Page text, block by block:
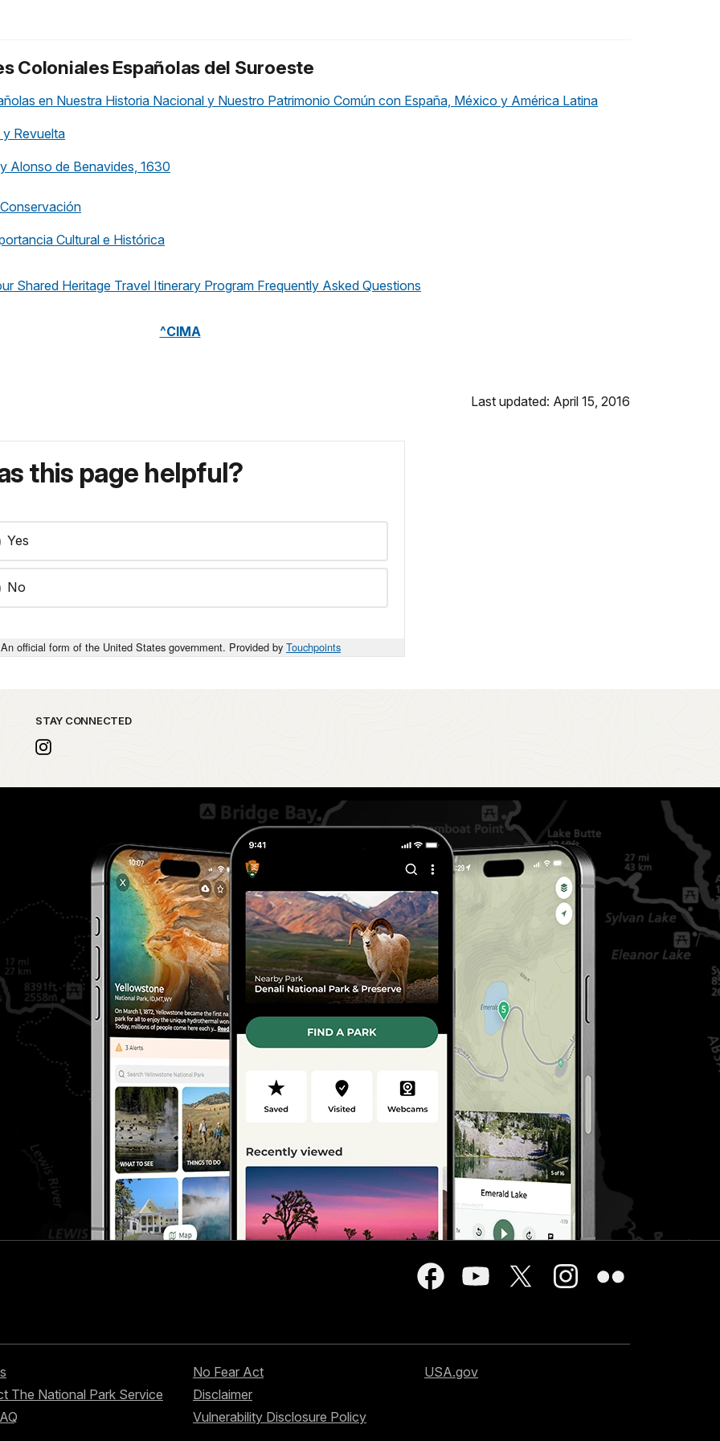
Coloniales Españolas del Suroeste
en Nuestra Historia Nacional y Nuestro Patrimonio Común con España, México y América Latina
y Revuelta
Alonso de Benavides, 1630
Cultural e Histórica
Shared Heritage Travel Itinerary Program Frequently Asked Questions
^CIMA
Last updated: April 15, 2016
this page helpful?
Yes
No
An official form of the United States government. Provided by Touchpoints
STAY CONNECTED
The National Park Service
No Fear Act
Disclaimer
Vulnerability Disclosure Policy
USA.gov